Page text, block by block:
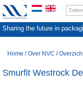
Sharing the future in
Home /Over NVC /
Smurfit Westrock